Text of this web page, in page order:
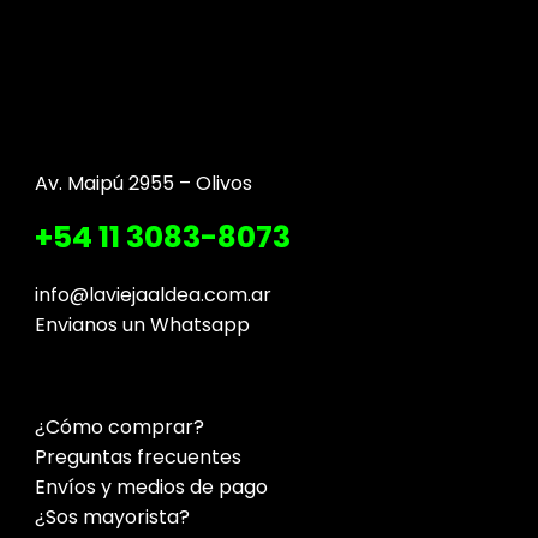
Av. Maipú 2955 – Olivos
+54 11 3083-8073
info@laviejaaldea.com.ar
Envianos un Whatsapp
¿Cómo comprar?
Preguntas frecuentes
Envíos y medios de pago
¿Sos mayorista?